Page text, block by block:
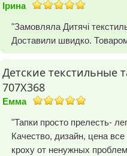
Ірина
"Замовляла Дитячі
Доставили швидко.
Детские текстильные
707X368
Емма
"Тапки просто прелесть-
Качество, дизайн, цена
кроху от ненужных